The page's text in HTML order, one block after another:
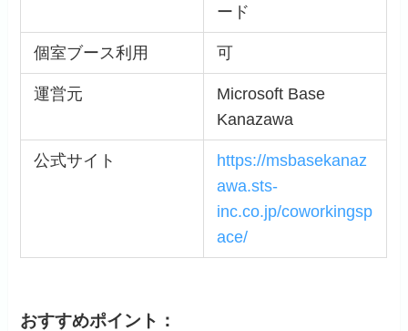
ード
個室ブース利用 可
運営元
Microsoft Base
Kanazawa
公式サイト
https://msbasekanaz
awa.sts-
inc.co.jp/coworkingsp
ace/
おすすめポイント：